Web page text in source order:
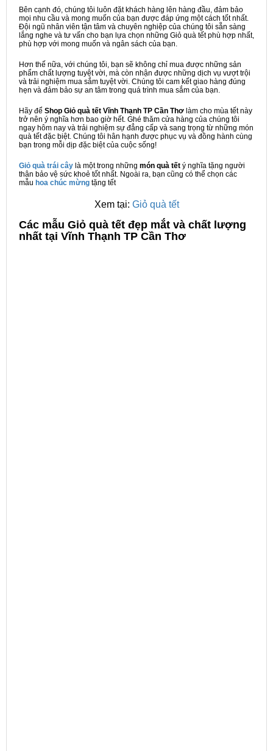
Bên cạnh đó, chúng tôi luôn đặt khách hàng lên hàng đầu, đảm bảo
mọi nhu cầu và mong muốn của bạn được đáp ứng một cách tốt nhất.
Đội ngũ nhân viên tận tâm và chuyên nghiệp của chúng tôi sẵn sàng
lắng nghe và tư vấn cho bạn lựa chọn những Giỏ quà tết phù hợp nhất,
phù hợp với mong muốn và ngân sách của bạn.
Hơn thế nữa, với chúng tôi, bạn sẽ không chỉ mua được những sản
phẩm chất lượng tuyệt vời, mà còn nhận được những dịch vụ vượt trội
và trải nghiệm mua sắm tuyệt vời. Chúng tôi cam kết giao hàng đúng
hẹn và đảm bảo sự an tâm trong quá trình mua sắm của bạn.
Hãy để Shop Giỏ quà tết Vĩnh Thạnh TP Cần Thơ làm cho mùa tết này
trở nên ý nghĩa hơn bao giờ hết. Ghé thăm cửa hàng của chúng tôi
ngay hôm nay và trải nghiệm sự đẳng cấp và sang trọng từ những món
quà tết đặc biệt. Chúng tôi hân hạnh được phục vụ và đồng hành cùng
bạn trong mỗi dịp đặc biệt của cuộc sống!
Giỏ quà trái cây là một trong những món quà tết ý nghĩa tặng người
thân bảo vệ sức khoẻ tốt nhất. Ngoài ra, bạn cũng có thể chọn các
mẫu hoa chúc mừng tặng tết
Xem tại: Giỏ quà tết
Các mẫu Giỏ quà tết đẹp mắt và chất lượng
nhất tại Vĩnh Thạnh TP Cần Thơ